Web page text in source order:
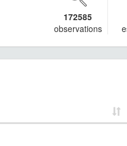
172585
observations